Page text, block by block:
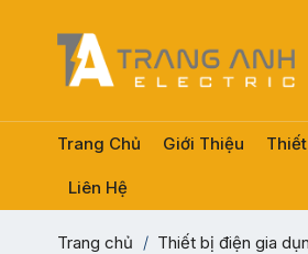
Trang Chủ Giới Thiệu
Liên Hệ
Trang chủ / Thiết bị điện gia